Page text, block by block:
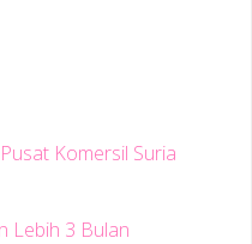
Komersil Suria
Lebih 3 Bulan